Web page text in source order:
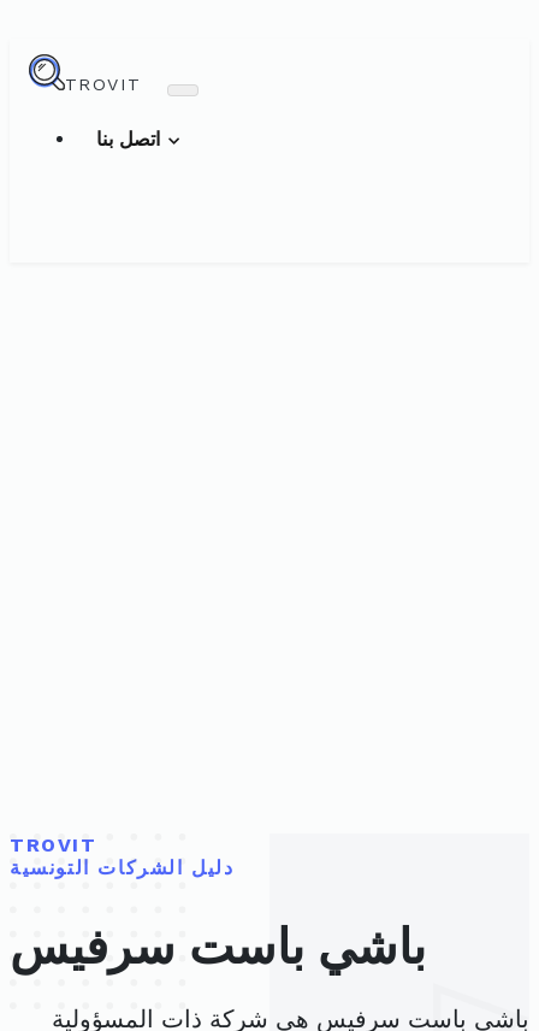
TROVIT
TROVIT
دليل الشركات التونسية
باشي باست سرفيس
باشي باست سرفيس هي شركة ذات المسؤولية